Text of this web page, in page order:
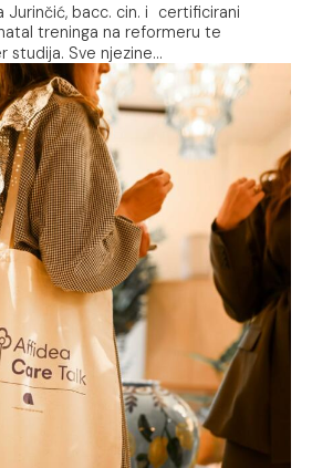
Jurinčić, bacc. cin. i certificirani
treninga na reformeru te
studija. Sve njezine…